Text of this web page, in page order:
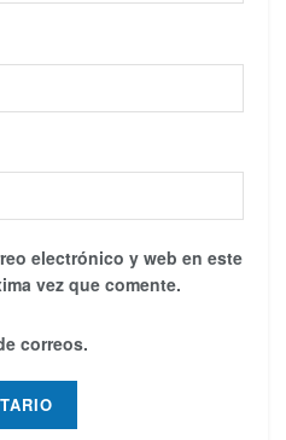
electrónico y web en este
vez que comente.
correos.